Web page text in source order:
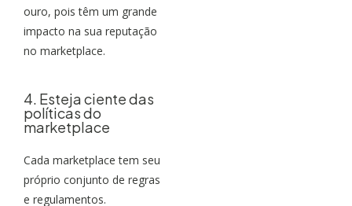
ouro, pois têm um grande
impacto na sua reputação
no marketplace.
4. Esteja ciente das
políticas do
marketplace
Cada marketplace tem seu
próprio conjunto de regras
e regulamentos.